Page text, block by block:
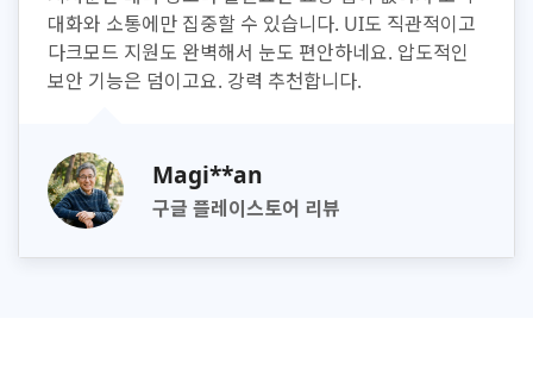
대화와 소통에만 집중할 수 있습니다. UI도 직관적이고
다크모드 지원도 완벽해서 눈도 편안하네요. 압도적인
보안 기능은 덤이고요. 강력 추천합니다.
Magi**an
구글 플레이스토어 리뷰